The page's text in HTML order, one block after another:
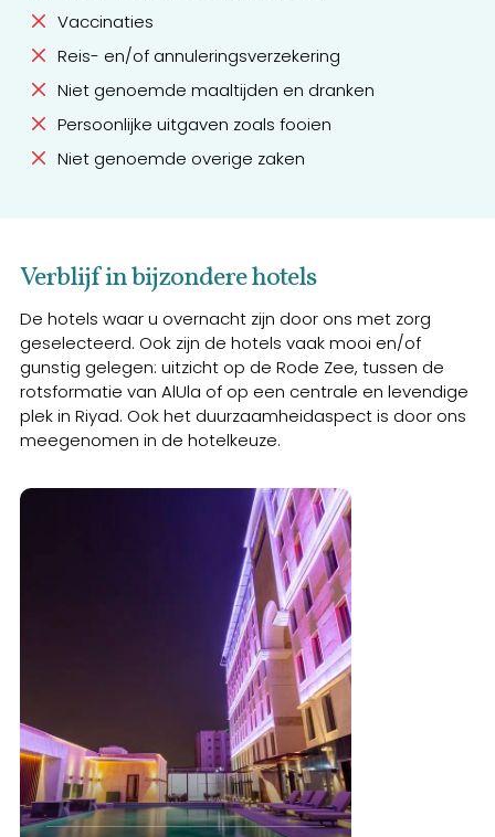
Vaccinaties
Reis- en/of annuleringsverzekering
Niet genoemde maaltijden en dranken
Persoonlijke uitgaven zoals fooien
Niet genoemde overige zaken
Verblijf in bijzondere hotels
De hotels waar u overnacht zijn door ons met zorg
geselecteerd. Ook zijn de hotels vaak mooi en/of
gunstig gelegen: uitzicht op de Rode Zee, tussen de
rotsformatie van AlUla of op een centrale en levendige
plek in Riyad. Ook het duurzaamheidaspect is door ons
meegenomen in de hotelkeuze.